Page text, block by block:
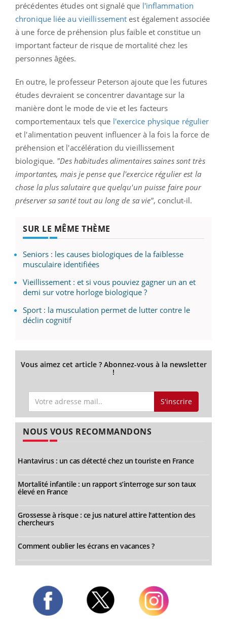
précédentes études ont signalé que l'inflammation
chronique liée au vieillissement est également associée
à une force de préhension plus faible et constitue un
important facteur de risque de mortalité chez les
personnes âgées.
En outre, le professeur Peterson ajoute que les futures
études devraient se concentrer davantage sur la
manière dont le mode de vie et les facteurs
comportementaux tels que l'exercice physique régulier
et l'alimentation peuvent influencer à la fois la force de
préhension et l'accélération du vieillissement
biologique. "Des habitudes alimentaires saines sont très
importantes, mais je pense que l'exercice régulier est la
chose la plus salutaire que quelqu'un puisse faire pour
préserver sa santé tout au long de sa vie", conclut-il.
SUR LE MÊME THÈME
Seniors : les causes biologiques de la faiblesse
musculaire identifiées
Vieillissement : et si vous pouviez gagner un an et
demi sur votre horloge biologique ?
Sport : la musculation permet de lutter contre le
déclin cognitif
Vous aimez cet article ? Abonnez-vous à la newsletter
!
S'inscrire
NOUS VOUS RECOMMANDONS
Hantavirus : un cas détecté chez un touriste en France
Mortalité infantile : un rapport s’interroge sur son taux
élevé en France
Grossesse à risque : ce jus naturel attire l'attention des
chercheurs
Comment oublier les écrans en vacances ?